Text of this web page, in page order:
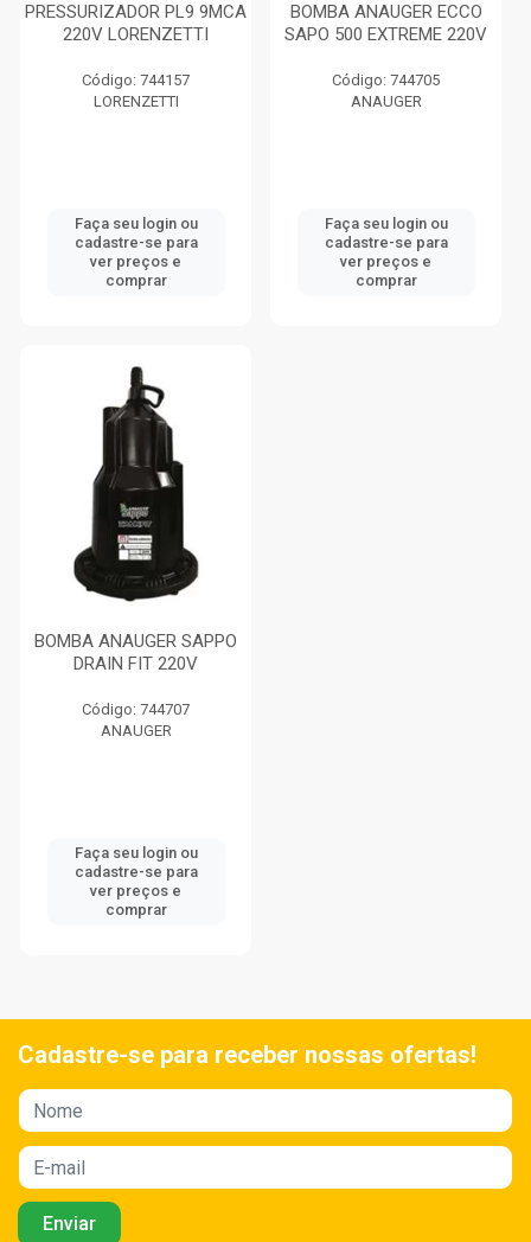
PRESSURIZADOR PL9 9MCA
220V LORENZETTI
Código: 744157
LORENZETTI
Faça seu login ou
cadastre-se para
ver preços e
comprar
BOMBA ANAUGER ECCO
SAPO 500 EXTREME 220V
Código: 744705
ANAUGER
Faça seu login ou
cadastre-se para
ver preços e
comprar
BOMBA ANAUGER SAPPO
DRAIN FIT 220V
Código: 744707
ANAUGER
Faça seu login ou
cadastre-se para
ver preços e
comprar
Cadastre-se para receber nossas ofertas!